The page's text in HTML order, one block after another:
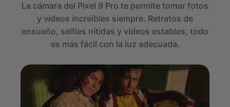
La cámara del Pixel 9 Pro te permite tomar fotos
y videos increíbles siempre. Retratos de
ensueño, selfies nítidas y videos estables, todo
es más fácil con la luz adecuada.